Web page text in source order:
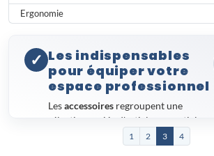
Ergonomie
✓ Les indispensables
pour équiper votre
espace professionnel
Lesaccessoires regroupent une
sélection variée d'articles essentiels au
bon fonctionnement du quotidien en
entreprise. De la signalétique à la
1 2 3 4